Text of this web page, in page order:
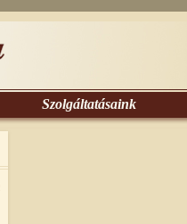
Szolgáltatásaink